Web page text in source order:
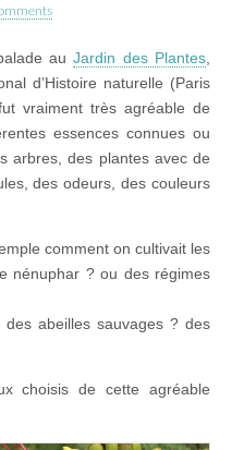
auJardin des Plantes
d’Histoire naturelle (Paris
vraiment très agréable de
essences connues ou
arbres, des plantes avec de
des odeurs, des couleurs
comment on cultivait les
nénuphar ? ou des régimes
abeilles sauvages ? des
choisis de cette agréable